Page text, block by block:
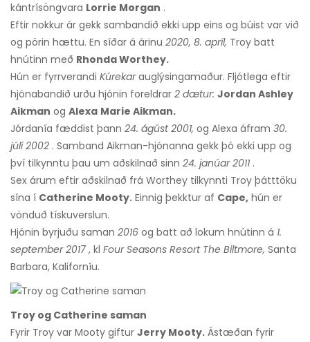
kántrísöngvara Lorrie Morgan .
Eftir nokkur ár gekk sambandið ekki upp eins og búist var við
og pörin hættu. En síðar á árinu 2020, 8. apríl, Troy batt
hnútinn með Rhonda Worthey.
Hún er fyrrverandi Kúrekarauglýsingamaður. Fljótlega eftir
hjónabandið urðu hjónin foreldrar 2 dætur: Jordan Ashley
Aikman og Alexa Marie Aikman.
Jórdanía fæddist þann 24. ágúst 2001, og Alexa áfram 30.
júlí 2002 . Samband Aikman-hjónanna gekk þó ekki upp og
því tilkynntu þau um aðskilnað sinn 24. janúar 2011 .
Sex árum eftir aðskilnað frá Worthey tilkynnti Troy þátttöku
sína í Catherine Mooty. Einnig þekktur af Cape, hún er
vönduð tískuverslun.
Hjónin byrjuðu saman 2016 og batt að lokum hnútinn á 1.
september 2017 , kl Four Seasons Resort The Biltmore, Santa
Barbara, Kaliforníu.
Troy og Catherine saman
Fyrir Troy var Mooty giftur Jerry Mooty. Ástæðan fyrir